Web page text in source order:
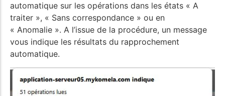
automatique sur les opérations dans les états « A
traiter », « Sans correspondance » ou en
« Anomalie ». A l’issue de la procédure, un message
vous indique les résultats du rapprochement
automatique.